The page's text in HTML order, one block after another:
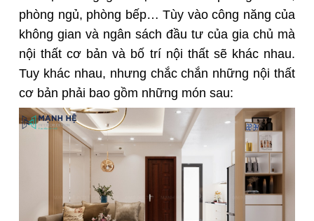
phòng ngủ, phòng bếp… Tùy vào công năng của
không gian và ngân sách đầu tư của gia chủ mà
nội thất cơ bản và bố trí nội thất sẽ khác nhau.
Tuy khác nhau, nhưng chắc chắn những nội thất
cơ bản phải bao gồm những món sau: